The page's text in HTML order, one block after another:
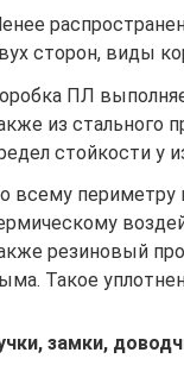
сторон, виды
ПЛ
из стального
стойкости у
всему периметру
резиновый
Такое
замки,